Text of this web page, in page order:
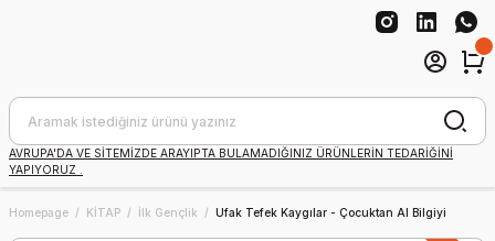
AVRUPA'DA VE SİTEMİZDE ARAYIPTA BULAMADIĞINIZ ÜRÜNLERİN TEDARİĞİNİ
YAPIYORUZ .
Homepage KİTAP İlk Gençlik Ufak Tefek Kaygılar - Çocuktan Al Bilgiyi